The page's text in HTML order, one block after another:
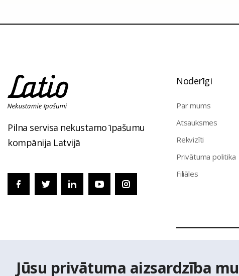
Jūsu privātuma aizsardzība
Pilna servisa nekustamo īpašumu
kompānija Latvijā
Noderīgi
Par mums
Atsauksmes
Rekvizīti
Privātuma politika
Filiāles
© Nekustamo
izmantoti Valsts